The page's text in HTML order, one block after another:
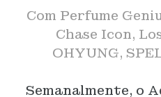
Com Perfume
Chase Icon,
OHYUNG,
Semanalmente, o